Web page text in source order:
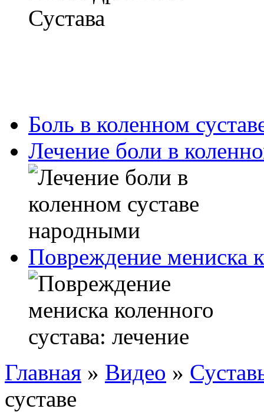
Боль в коленном
Лечение боли в
Повреждение мениска
Главная » Видео »
суставе